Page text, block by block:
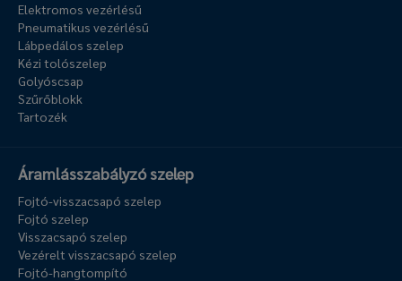
Elektromos vezérlésű
Pneumatikus vezérlésű
Lábpedálos szelep
Kézi tolószelep
Golyóscsap
Szűrőblokk
Tartozék
Áramlásszabályzó szelep
Fojtó-visszacsapó szelep
Fojtó szelep
Visszacsapó szelep
Vezérelt visszacsapó szelep
Fojtó-hangtompító